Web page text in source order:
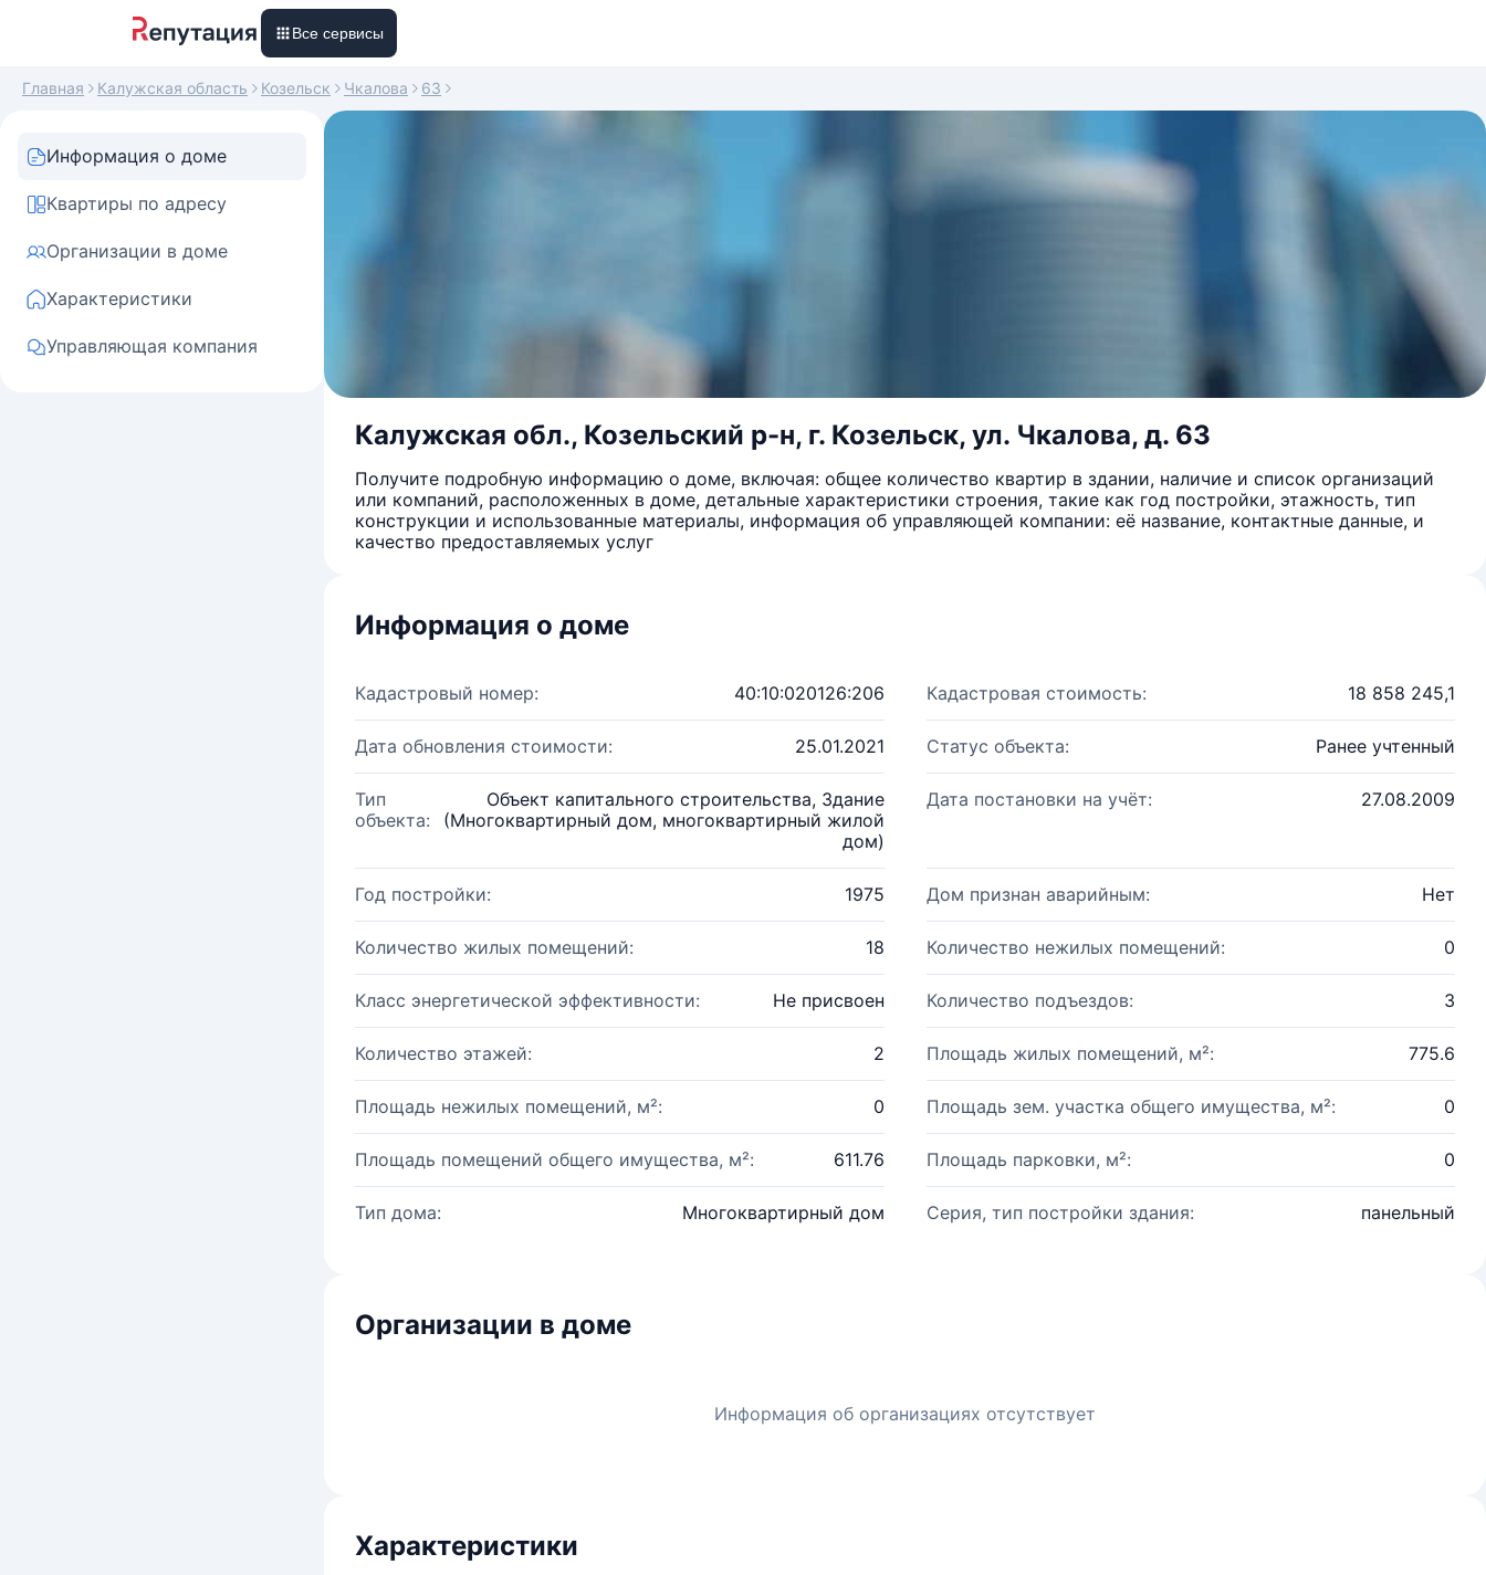
Все сервисы
Главная Калужская область Козельск Чкалова 63
Информация о доме
Квартиры по адресу
Организации в доме
Характеристики
Управляющая компания
Калужская обл., Козельский р-н, г. Козельск, ул. Чкалова, д. 63
Получите подробную информацию о доме, включая: общее количество квартир в здании, наличие и список организаций
или компаний, расположенных в доме, детальные характеристики строения, такие как год постройки, этажность, тип
конструкции и использованные материалы, информация об управляющей компании: её название, контактные данные, и
качество предоставляемых услуг
Информация о доме
Кадастровый номер: 40:10:020126:206 Кадастровая стоимость: 18 858 245,1
Дата обновления стоимости: 25.01.2021 Статус объекта: Ранее учтенный
Тип
объекта:
Объект капитального строительства, Здание
(Многоквартирный дом, многоквартирный жилой
дом)
Дата постановки на учёт: 27.08.2009
Год постройки: 1975 Дом признан аварийным: Нет
Количество жилых помещений: 18 Количество нежилых помещений: 0
Класс энергетической эффективности: Не присвоен Количество подъездов: 3
Количество этажей: 2 Площадь жилых помещений, м²: 775.6
Площадь нежилых помещений, м²: 0 Площадь зем. участка общего имущества, м²: 0
Площадь помещений общего имущества, м²: 611.76 Площадь парковки, м²: 0
Тип дома: Многоквартирный дом Серия, тип постройки здания: панельный
Организации в доме
Информация об организациях отсутствует
Характеристики